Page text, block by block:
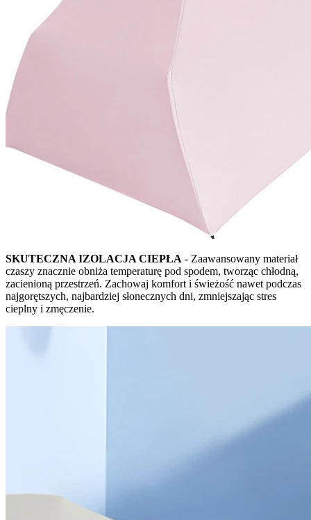
SKUTECZNA IZOLACJA CIEPŁA - Zaawansowany materiał
czaszy znacznie obniża temperaturę pod spodem, tworząc chłodną,
zacienioną przestrzeń. Zachowaj komfort i świeżość nawet podczas
najgorętszych, najbardziej słonecznych dni, zmniejszając stres
cieplny i zmęczenie.